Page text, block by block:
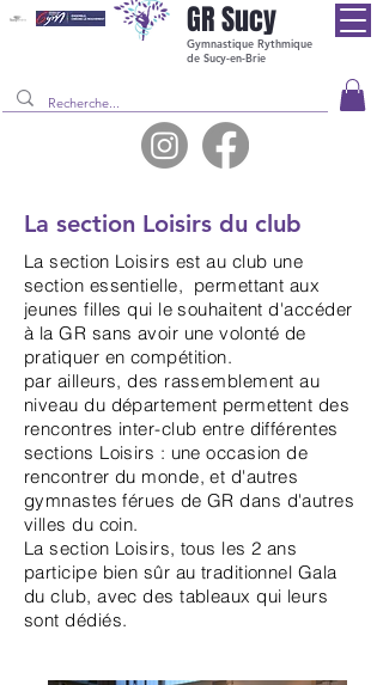
GRSucy
Gymnastique Rythmique
de Sucy-en-Brie
La section Loisirs du club
La section Loisirs est au club une
section essentielle, permettant aux
jeunes filles qui le souhaitent d'accéder
à la GR sans avoir une volonté de
pratiquer en compétition.
par ailleurs, des rassemblement au
niveau du département permettent des
rencontres inter-club entre différentes
sections Loisirs : une occasion de
rencontrer du monde, et d'autres
gymnastes férues de GR dans d'autres
villes du coin.
La section Loisirs, tous les 2 ans
participe bien sûr au traditionnel Gala
du club, avec des tableaux qui leurs
sont dédiés.